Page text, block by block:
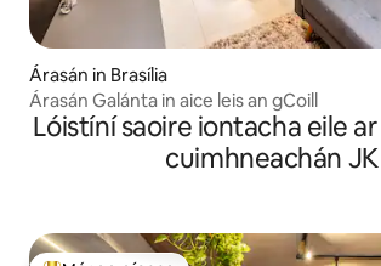
Árasán in Brasília
Árasán Galánta in aice leis an gCoill
Lóistíní saoire iontacha eile
cuimhneachán JK